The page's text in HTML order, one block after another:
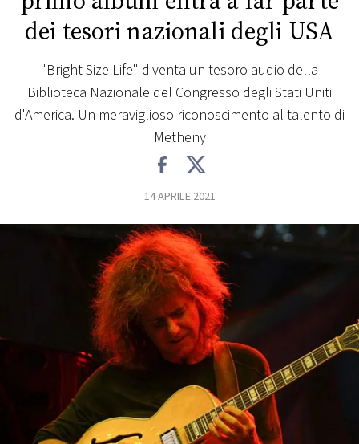
RADIO
PLAYLIST
NEWS
PRINCIPATO
MONACO
dei tesori nazionali degli USA
"Bright Size Life" diventa un tesoro audio della
Biblioteca Nazionale del Congresso degli Stati Uniti
d'America. Un meraviglioso riconoscimento al talento di
Metheny
14 APRILE 2021